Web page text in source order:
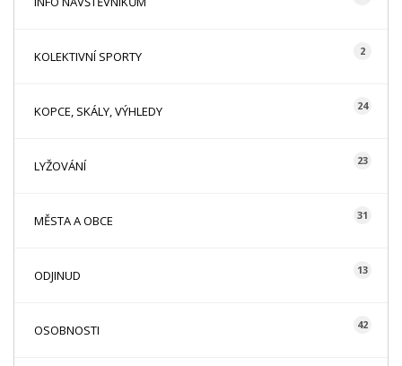
KOLEKTIVNÍ SPORTY 2
KOPCE, SKÁLY, VÝHLEDY 24
LYŽOVÁNÍ 23
MĚSTA A OBCE 31
ODJINUD 13
OSOBNOSTI 42